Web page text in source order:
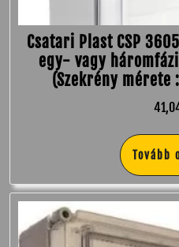
Csatari Plast CSP
egy- vagy
(Szekrény mérete
Tovább